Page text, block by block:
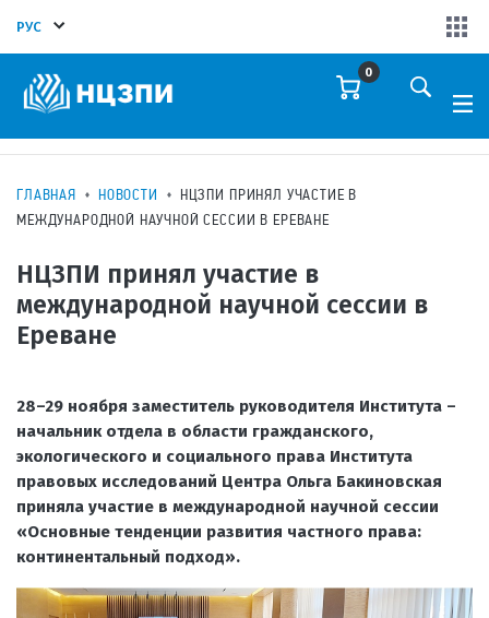
РУС
0
ГЛАВНАЯ НОВОСТИ
НЦЗПИ ПРИНЯЛ УЧАСТИЕ В
МЕЖДУНАРОДНОЙ НАУЧНОЙ СЕССИИ В ЕРЕВАНЕ
НЦЗПИ принял участие в
международной научной сессии в
Ереване
28–29 ноября заместитель руководителя Института –
начальник отдела в области гражданского,
экологического и социального права Института
правовых исследований Центра Ольга Бакиновская
приняла участие в международной научной сессии
«Основные тенденции развития частного права:
континентальный подход».